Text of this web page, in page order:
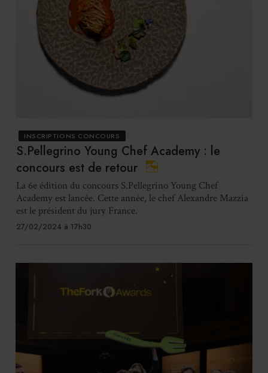
INSCRIPTIONS CONCOURS
S.Pellegrino Young Chef Academy : le
concours est de retour
La 6e édition du concours S.Pellegrino Young Chef
Academy est lancée. Cette année, le chef Alexandre Mazzia
est le président du jury France.
27/02/2024 à 17h30